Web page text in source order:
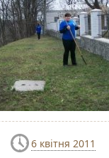
6 квітня 2011